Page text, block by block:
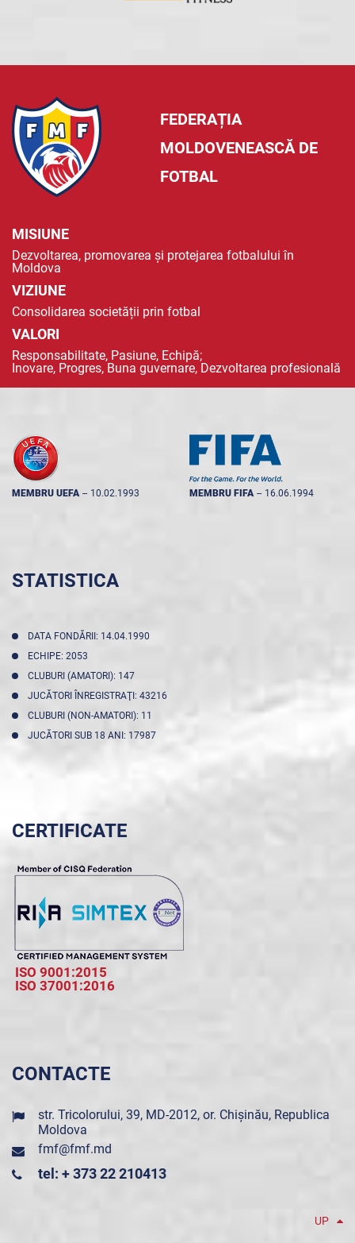
FEDERAȚIA
MOLDOVENEASCĂ DE
FOTBAL
MISIUNE
Dezvoltarea, promovarea și protejarea fotbalului în
Moldova
VIZIUNE
Consolidarea societății prin fotbal
VALORI
Responsabilitate, Pasiune, Echipă;
Inovare, Progres, Buna guvernare, Dezvoltarea profesională
MEMBRU UEFA -- 10.02.1993 MEMBRU FIFA -- 16.06.1994
STATISTICA
DATA FONDĂRII: 14.04.1990
ECHIPE: 2053
CLUBURI (AMATORI): 147
JUCĂTORI ÎNREGISTRAŢI: 43216
CLUBURI (NON-AMATORI): 11
JUCĂTORI SUB 18 ANI: 17987
CERTIFICATE
ISO 9001:2015
ISO 37001:2016
CONTACTE
str. Tricolorului, 39, MD-2012, or. Chișinău, Republica
Moldova
fmf@fmf.md
tel: + 373 22 210413
UP